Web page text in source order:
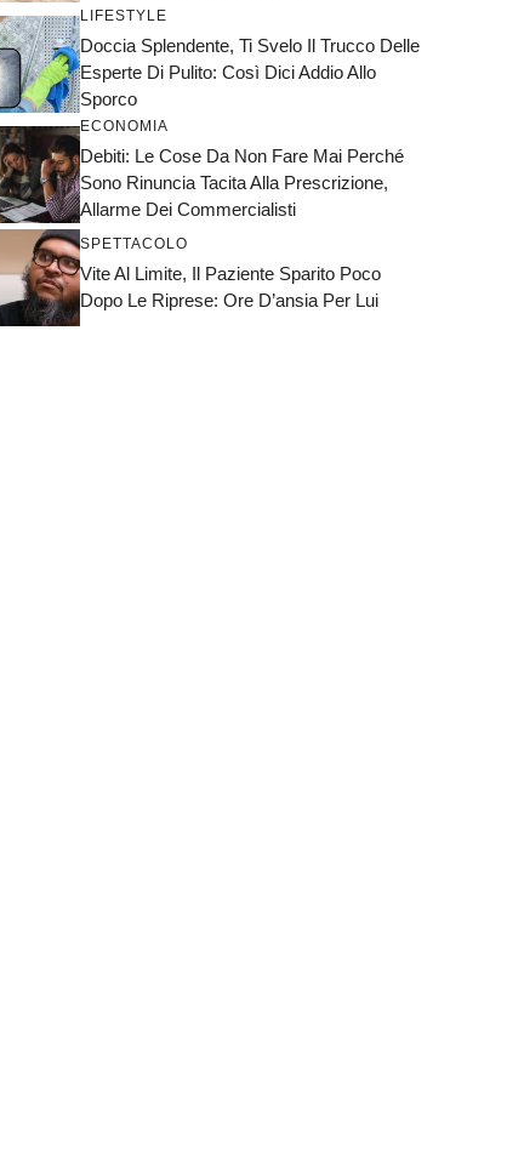
LIFESTYLE
Doccia Splendente, Ti Svelo Il Trucco Delle
Esperte Di Pulito: Così Dici Addio Allo
Sporco
ECONOMIA
Debiti: Le Cose Da Non Fare Mai Perché
Sono Rinuncia Tacita Alla Prescrizione,
Allarme Dei Commercialisti
SPETTACOLO
Vite Al Limite, Il Paziente Sparito Poco
Dopo Le Riprese: Ore D’ansia Per Lui